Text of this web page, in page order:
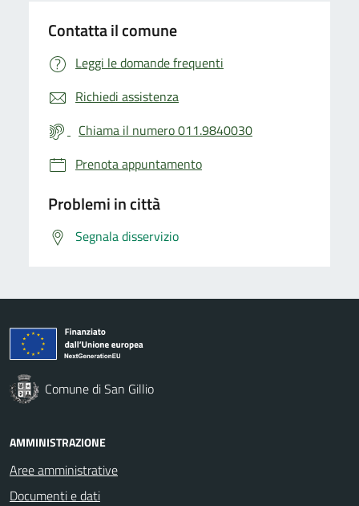
Contatta il comune
Leggi le domande frequenti
Richiedi assistenza
Chiama il numero 011.9840030
Prenota appuntamento
Problemi in città
Segnala disservizio
Comune di San Gillio
AMMINISTRAZIONE
Aree amministrative
Documenti e dati